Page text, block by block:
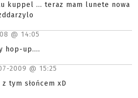
kuppel ... teraz mam lunete nowa
@ 14:05
hop-up....
2009 @ 15:25
z tym słońcem xD